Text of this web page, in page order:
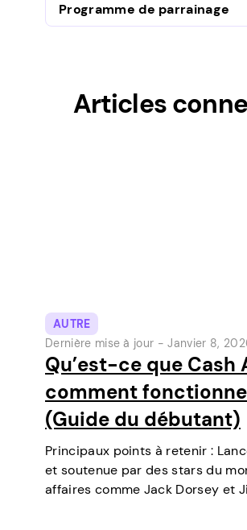
Programme de parrainage
Articles
AUTRE
Dernière mise à jour -Janvier 8,
Qu’est-ce que Cash
comment
(Guide du débutant)
Principaux points à retenir :
et soutenue par des stars du
affaires comme Jack Dorsey et